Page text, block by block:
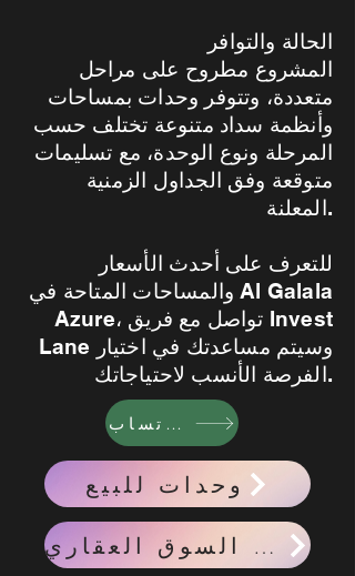
الحالة والتوافر
المشروع مطروح على مراحل
متعددة، وتتوفر وحدات بمساحات
وأنظمة سداد متنوعة تختلف حسب
المرحلة ونوع الوحدة، مع تسليمات
متوقعة وفق الجداول الزمنية
المعلنة.
للتعرف على أحدث الأسعار
والمساحات المتاحة في Al Galala
Azure، تواصل مع فريق Invest
Lane وسيتم مساعدتك في اختيار
الفرصة الأنسب لاحتياجاتك.
واتساب
وحدات للبيع
احدث اخبار السوق العقاري